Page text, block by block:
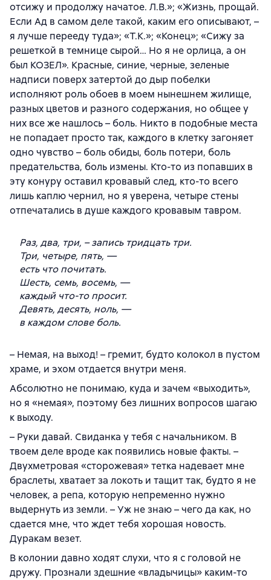
отсижу и продолжу начатое. Л.В.»; «Жизнь, прощай.
Если Ад в самом деле такой, каким его описывают, –
я лучше перееду туда»; «Т.К.»; «Конец»; «Сижу за
решеткой в темнице сырой… Но я не орлица, а он
был КОЗЕЛ». Красные, синие, черные, зеленые
надписи поверх затертой до дыр побелки
исполняют роль обоев в моем нынешнем жилище,
разных цветов и разного содержания, но общее у
них все же нашлось – боль. Никто в подобные места
не попадает просто так, каждого в клетку загоняет
одно чувство – боль обиды, боль потери, боль
предательства, боль измены. Кто-то из попавших в
эту конуру оставил кровавый след, кто-то всего
лишь каплю чернил, но я уверена, четыре стены
отпечатались в душе каждого кровавым тавром.
Раз, два, три, – запись тридцать три.
Три, четыре, пять, —
есть что почитать.
Шесть, семь, восемь, —
каждый что-то просит.
Девять, десять, ноль, —
в каждом слове боль.
– Немая, на выход! – гремит, будто колокол в пустом
храме, и эхом отдается внутри меня.
Абсолютно не понимаю, куда и зачем «выходить»,
но я «немая», поэтому без лишних вопросов шагаю
к выходу.
– Руки давай. Свиданка у тебя с начальником. В
твоем деле вроде как появились новые факты. –
Двухметровая «сторожевая» тетка надевает мне
браслеты, хватает за локоть и тащит так, будто я не
человек, а репа, которую непременно нужно
выдернуть из земли. – Уж не знаю – чего да как, но
сдается мне, что ждет тебя хорошая новость.
Дуракам везет.
В колонии давно ходят слухи, что я с головой не
дружу. Прознали здешние «владычицы» каким-то